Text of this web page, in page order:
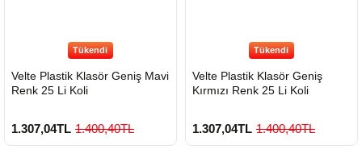
Tükendi
Velte Plastik Klasör Geniş Mavi
Renk 25 Li Koli
1.307,04TL 1.400,40TL
Tükendi
Velte Plastik Klasör Geniş
Kırmızı Renk 25 Li Koli
1.307,04TL 1.400,40TL